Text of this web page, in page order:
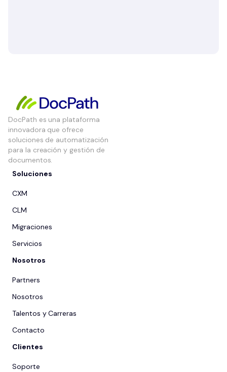
DocPath es una plataforma
innovadora que ofrece
soluciones de automatización
para la creación y gestión de
documentos.
Soluciones
CXM
CLM
Migraciones
Servicios
Nosotros
Partners
Nosotros
Talentos y Carreras
Contacto
Clientes
Soporte